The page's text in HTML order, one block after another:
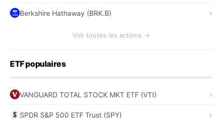
Berkshire Hathaway (BRK.B)
Voir toutes les actions →
ETF populaires
VANGUARD TOTAL STOCK MKT ETF (VTI)
SPDR S&P 500 ETF Trust (SPY)